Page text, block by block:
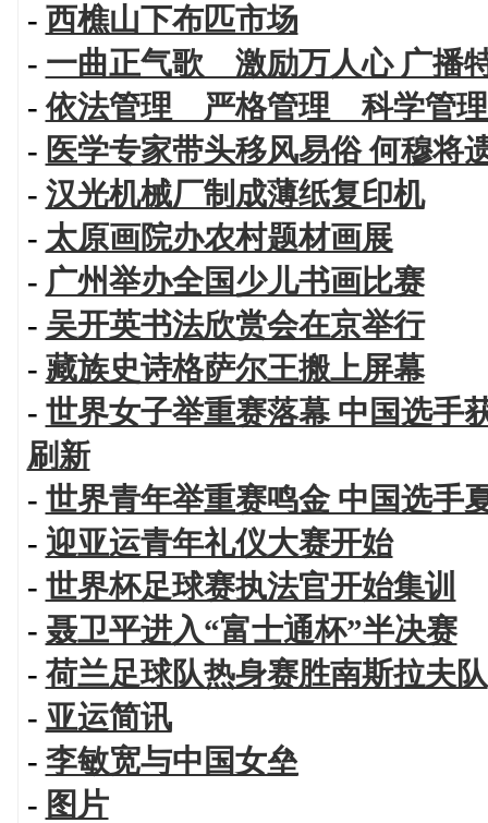
- 西樵山下布匹市场
- 一曲正气歌 激励万人心 广播
-依法管理 严格管理 科学管理
- 医学专家带头移风易俗 何穆将
- 汉光机械厂制成薄纸复印机
- 太原画院办农村题材画展
- 广州举办全国少儿书画比赛
- 吴开英书法欣赏会在京举行
- 藏族史诗格萨尔王搬上屏幕
- 世界女子举重赛落幕 中国选手
刷新
- 世界青年举重赛鸣金 中国选手
- 迎亚运青年礼仪大赛开始
- 世界杯足球赛执法官开始集训
- 聂卫平进入“富士通杯”半决赛
- 荷兰足球队热身赛胜南斯拉夫队
- 亚运简讯
- 李敏宽与中国女垒
- 图片